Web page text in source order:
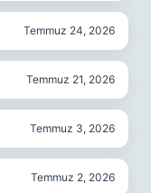
Temmuz 24, 2026
Temmuz 21, 2026
Temmuz 3, 2026
Temmuz 2, 2026